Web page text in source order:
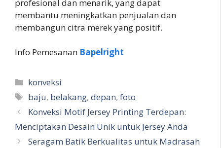
profesional dan menarik, yang dapat
membantu meningkatkan penjualan dan
membangun citra merek yang positif.
Info Pemesanan Bapelright
Kategori
konveksi
Tag
baju, belakang,depan,foto
Konveksi Motif Jersey Printing Terdepan:
Menciptakan Desain Unik untuk Jersey Anda
Seragam Batik Berkualitas untuk Madrasah